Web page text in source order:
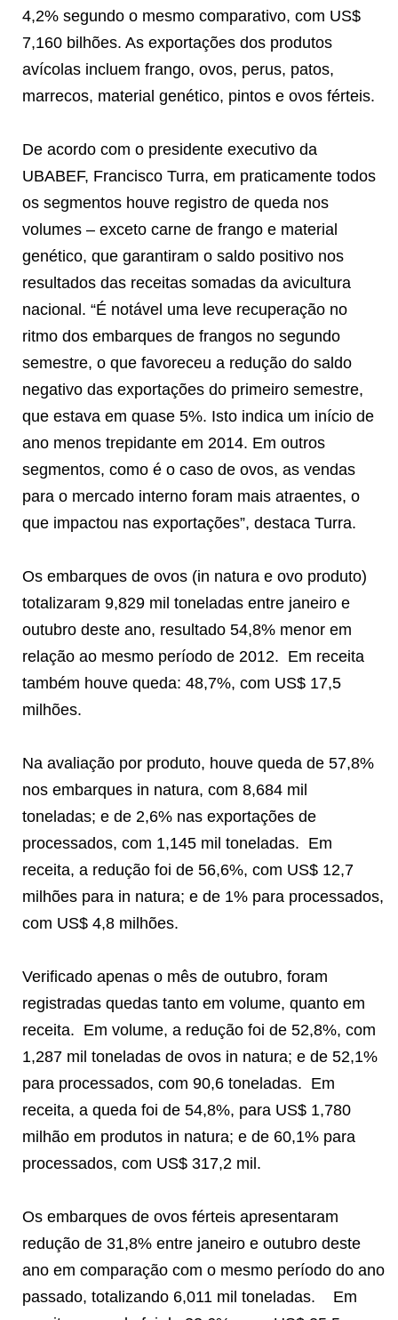
4,2% segundo o mesmo comparativo, com US$
7,160 bilhões. As exportações dos produtos
avícolas incluem frango, ovos, perus, patos,
marrecos, material genético, pintos e ovos férteis.
De acordo com o presidente executivo da
UBABEF, Francisco Turra, em praticamente todos
os segmentos houve registro de queda nos
volumes – exceto carne de frango e material
genético, que garantiram o saldo positivo nos
resultados das receitas somadas da avicultura
nacional. “É notável uma leve recuperação no
ritmo dos embarques de frangos no segundo
semestre, o que favoreceu a redução do saldo
negativo das exportações do primeiro semestre,
que estava em quase 5%. Isto indica um início de
ano menos trepidante em 2014. Em outros
segmentos, como é o caso de ovos, as vendas
para o mercado interno foram mais atraentes, o
que impactou nas exportações”, destaca Turra.
Os embarques de ovos (in natura e ovo produto)
totalizaram 9,829 mil toneladas entre janeiro e
outubro deste ano, resultado 54,8% menor em
relação ao mesmo período de 2012. Em receita
também houve queda: 48,7%, com US$ 17,5
milhões.
Na avaliação por produto, houve queda de 57,8%
nos embarques in natura, com 8,684 mil
toneladas; e de 2,6% nas exportações de
processados, com 1,145 mil toneladas. Em
receita, a redução foi de 56,6%, com US$ 12,7
milhões para in natura; e de 1% para processados,
com US$ 4,8 milhões.
Verificado apenas o mês de outubro, foram
registradas quedas tanto em volume, quanto em
receita. Em volume, a redução foi de 52,8%, com
1,287 mil toneladas de ovos in natura; e de 52,1%
para processados, com 90,6 toneladas. Em
receita, a queda foi de 54,8%, para US$ 1,780
milhão em produtos in natura; e de 60,1% para
processados, com US$ 317,2 mil.
Os embarques de ovos férteis apresentaram
redução de 31,8% entre janeiro e outubro deste
ano em comparação com o mesmo período do ano
passado, totalizando 6,011 mil toneladas. Em